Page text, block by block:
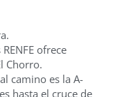
ofrece
Chorro.
camino es la A-
hasta el cruce de